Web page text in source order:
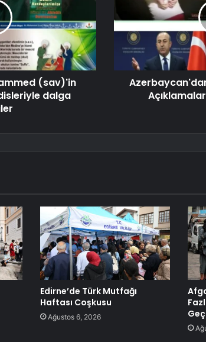
(sav)'in
dalga
Edirne’de Türk Mutfağı
Haftası Coşkusu
Ağustos 6, 2026